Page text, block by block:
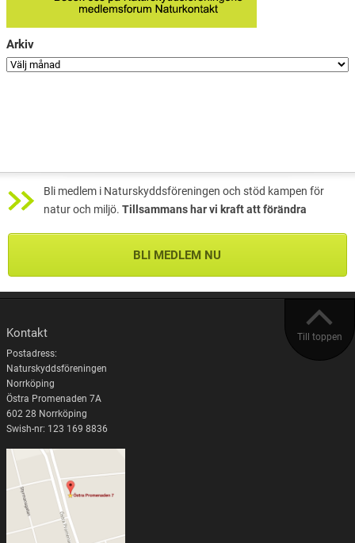
Arkiv
Bli medlem i Naturskyddsföreningen och stöd kampen för
natur och miljö. Tillsammans har vi kraft att förändra
BLI MEDLEM NU
Till toppen
Kontakt
Postadress:
Naturskyddsföreningen
Norrköping
Östra Promenaden 7A
602 28 Norrköping
Swish-nr: 123 169 8836